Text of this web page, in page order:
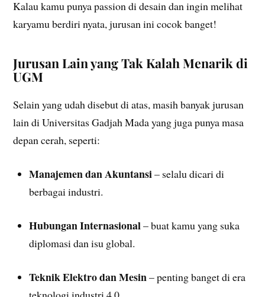
Kalau kamu punya passion di desain dan ingin melihat
karyamu berdiri nyata, jurusan ini cocok banget!
Jurusan Lain yang Tak Kalah Menarik di
UGM
Selain yang udah disebut di atas, masih banyak jurusan
lain di Universitas Gadjah Mada yang juga punya masa
depan cerah, seperti:
Manajemen dan Akuntansi– selalu dicari di
berbagai industri.
Hubungan Internasional– buat kamu yang suka
diplomasi dan isu global.
Teknik Elektro dan Mesin– penting banget di era